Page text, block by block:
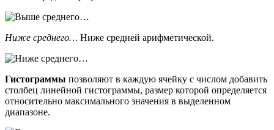
Ниже среднего… Ниже средней арифметической.
Гистограммы позволяют в каждую ячейку с числом добавить
столбец линейной гистограммы, размер которой определяется
относительно максимального значения в выделенном
диапазоне.